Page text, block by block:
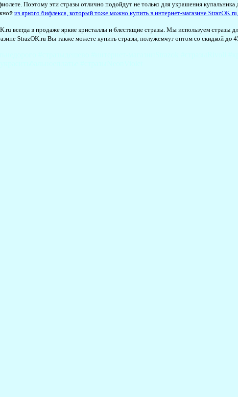
Поэтому эти стразы отлично подойдут не только для украшения купальника
из яркого бифлекса, который тоже можно купить в интернет-магазине StrazOK.ru,
всегда в продаже яркие кристаллы и блестящие стразы. Мы используем стразы
StrazOK.ru Вы также можете купить стразы, полужемчуг оптом со скидкой до